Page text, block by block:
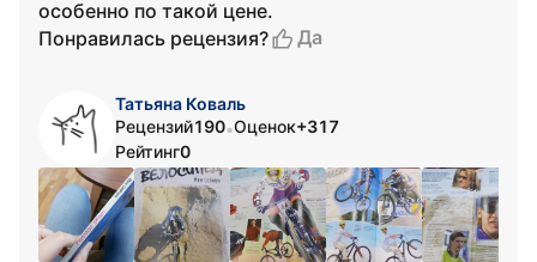
особенно по такой цене.
Понравилась рецензия?
Да
Татьяна Коваль
Рецензий190•Оценок+317
Рейтинг0